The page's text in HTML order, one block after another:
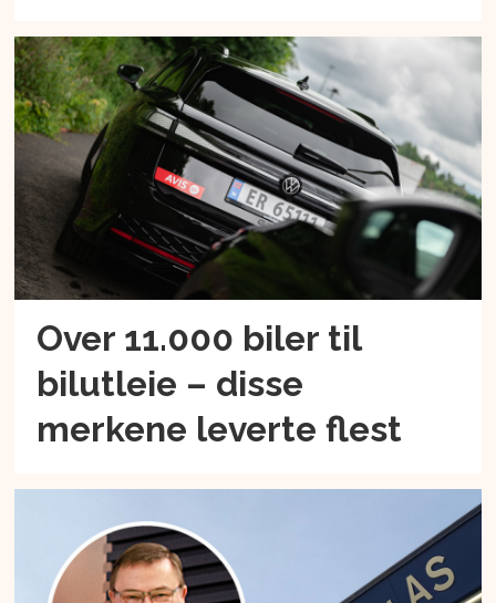
Over 11.000 biler til
bilutleie – disse
merkene leverte flest